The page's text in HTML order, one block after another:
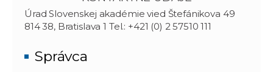
Úrad Slovenskej akadémie vied Štefánikova 49
814 38, Bratislava 1 Tel.: +421 (0) 2 57510 111
Správca